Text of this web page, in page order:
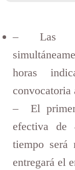
– Las
horas
convocatoria
– El primer
efectiva de
tiempo será
entregará el